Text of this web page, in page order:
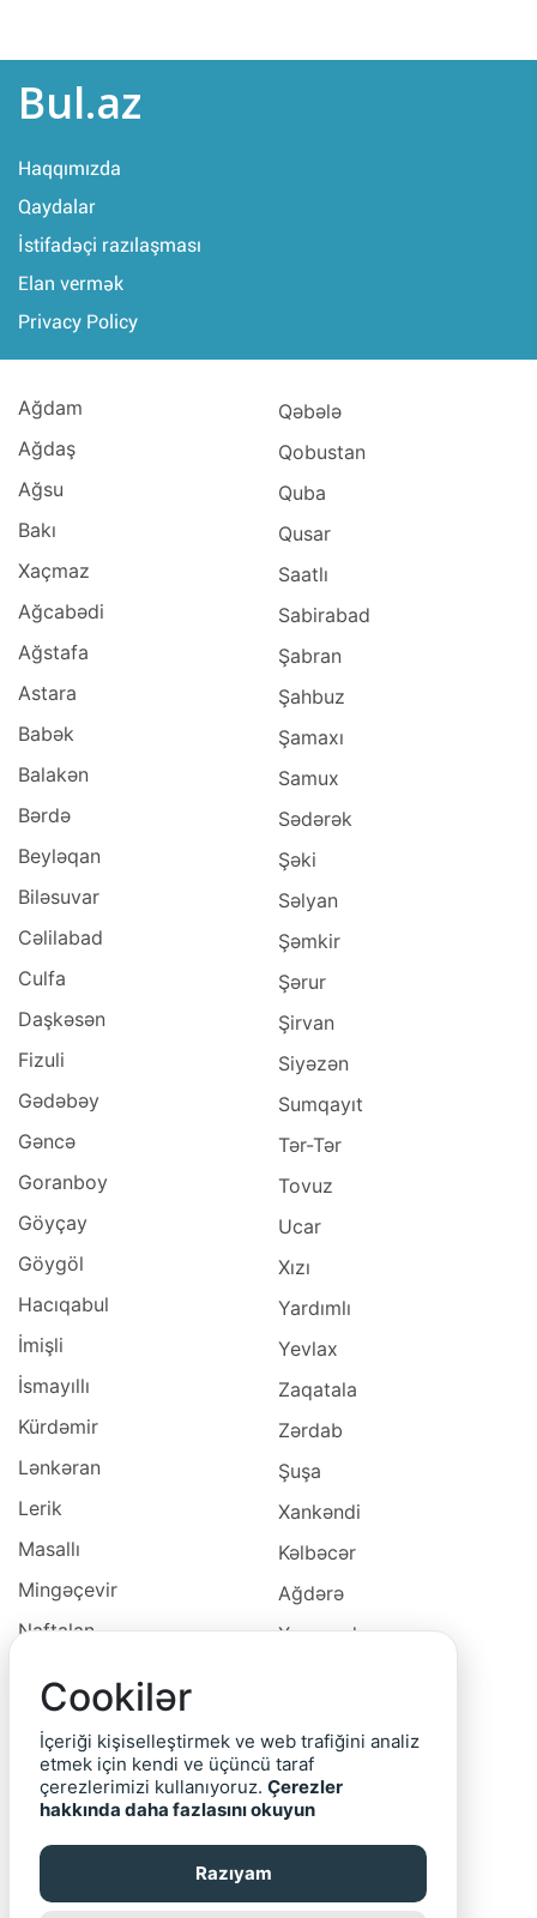
Bul.az
Haqqımızda
Qaydalar
İstifadəçi razılaşması
Elan vermək
Privacy Policy
Ağdam
Ağdaş
Ağsu
Bakı
Xaçmaz
Ağcabədi
Ağstafa
Astara
Babək
Balakən
Bərdə
Beyləqan
Biləsuvar
Cəlilabad
Culfa
Daşkəsən
Fizuli
Gədəbəy
Gəncə
Goranboy
Göyçay
Göygöl
Hacıqabul
İmişli
İsmayıllı
Kürdəmir
Lənkəran
Lerik
Masallı
Mingəçevir
Naftalan
Neftçala
Oğuz
Ordubad
Qəbələ
Qobustan
Quba
Qusar
Saatlı
Sabirabad
Şabran
Şahbuz
Şamaxı
Samux
Sədərək
Şəki
Səlyan
Şəmkir
Şərur
Şirvan
Siyəzən
Sumqayıt
Tər-Tər
Tovuz
Ucar
Xızı
Yardımlı
Yevlax
Zaqatala
Zərdab
Şuşa
Xankəndi
Kəlbəcər
Ağdərə
Xocavəd
Cəbrayıl
Qubadlı
Cookilər
İçeriği kişiselleştirmek ve web trafiğini analiz
etmek için kendi ve üçüncü taraf
çerezlerimizi kullanıyoruz. Çerezler
hakkında daha fazlasını okuyun
Razıyam